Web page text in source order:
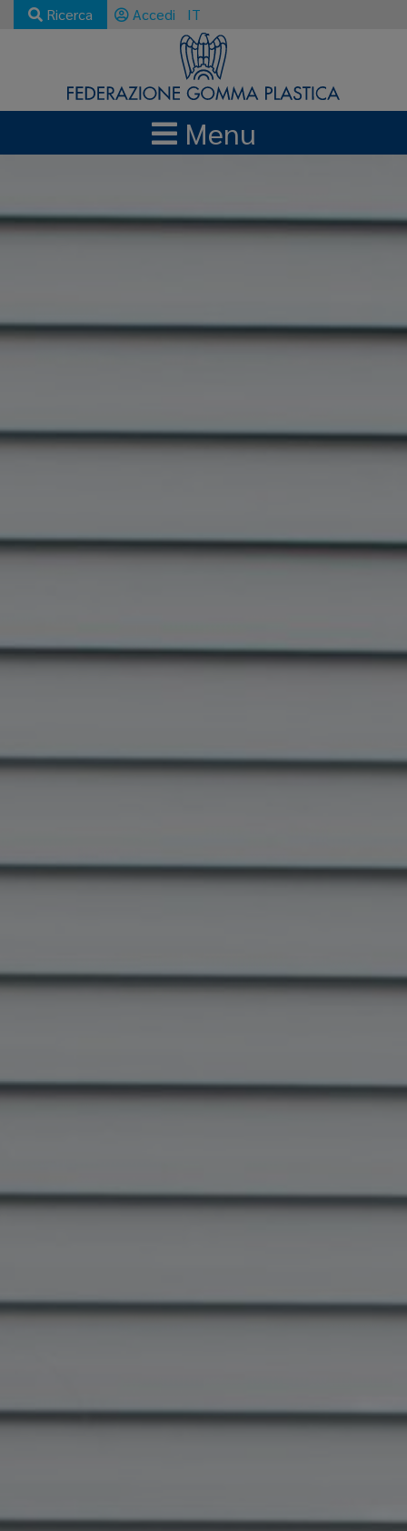
Ricerca Accedi IT
Menu